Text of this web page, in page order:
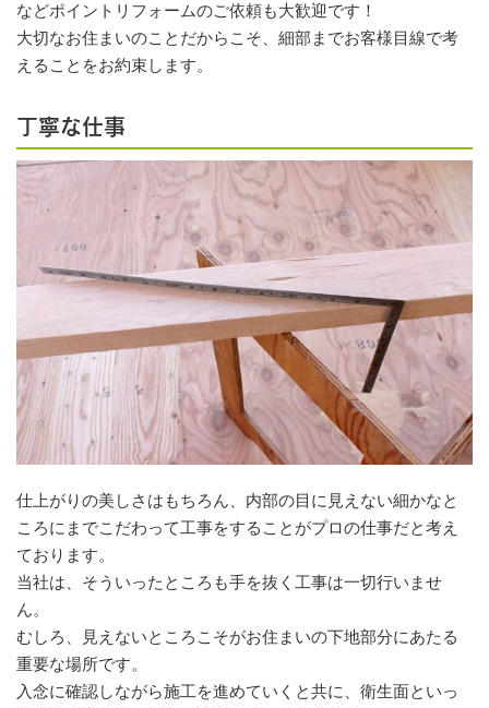
などポイントリフォームのご依頼も大歓迎です！
大切なお住まいのことだからこそ、細部までお客様目線で考
えることをお約束します。
丁寧な仕事
仕上がりの美しさはもちろん、内部の目に見えない細かなと
ころにまでこだわって工事をすることがプロの仕事だと考え
ております。
当社は、そういったところも手を抜く工事は一切行いませ
ん。
むしろ、見えないところこそがお住まいの下地部分にあたる
重要な場所です。
入念に確認しながら施工を進めていくと共に、衛生面といっ